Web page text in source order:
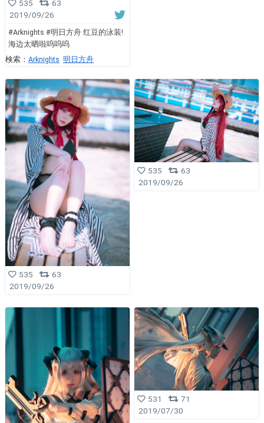
535
63
2019/09/26
#Arknights #明日方舟 红豆的泳装!
海边太晒啦呜呜呜
検索： Arknights 明日方舟
535
63
2019/09/26
535
63
2019/09/26
531
71
2019/07/30